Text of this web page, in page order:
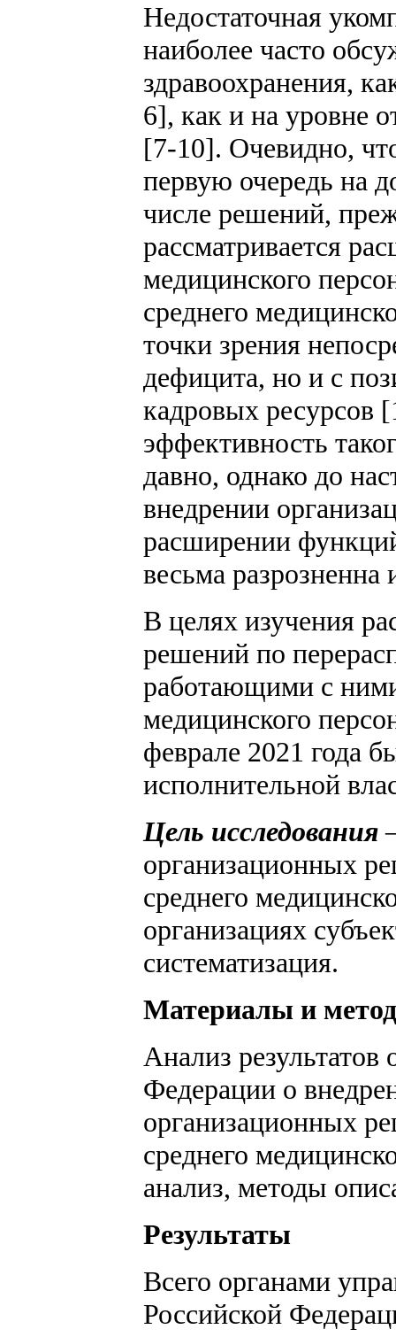
Недостаточная
наиболее часто
здравоохранения,
6], как и на уровне
[7-10]. Очевидно,
первую очередь на
числе решений,
рассматривается
медицинского
среднего
точки зрения
дефицита, но и с
кадровых ресурсов
эффективность
давно, однако до
внедрении
расширении
весьма разрозненна
В целях изучения
решений по
работающими с
медицинского
феврале 2021 года
исполнительной
Цель исследования
организационных
среднего
организациях
систематизация.
Материалы и
Анализ результатов
Федерации о
организационных
среднего
анализ, методы
Результаты
Всего органами
Российской